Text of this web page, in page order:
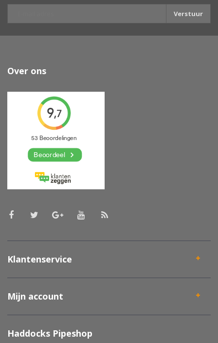
Verstuur
Over ons
Klantenservice
Mijn account
Haddocks Pipeshop